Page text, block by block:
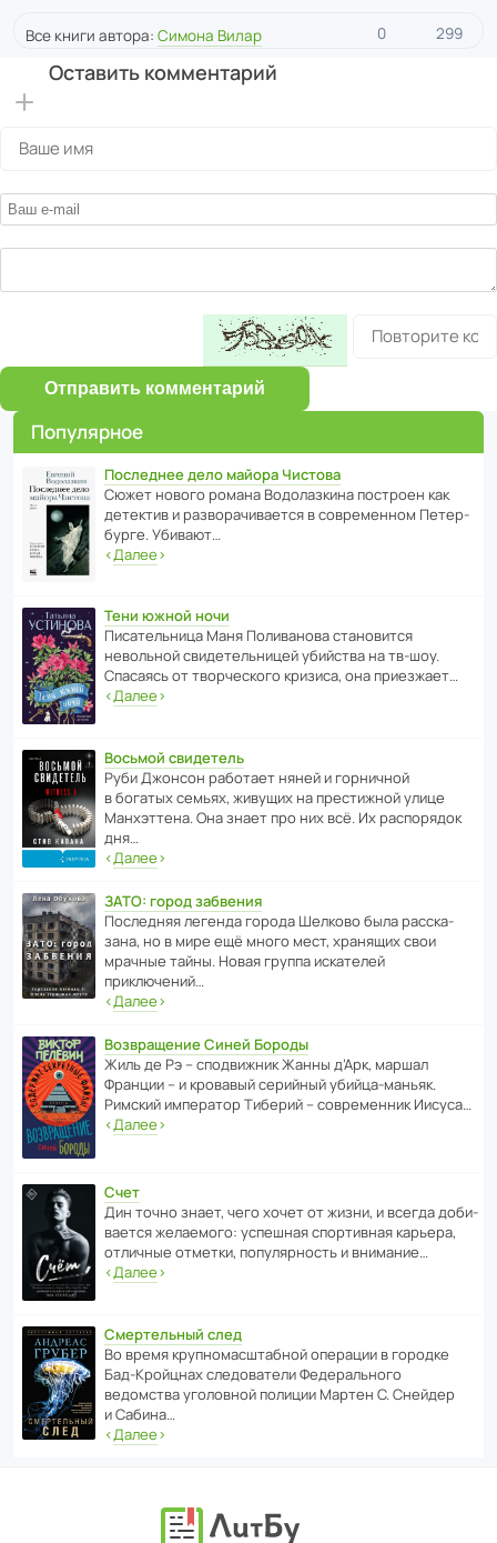
Все книги автора: Симона Вилар 0 299
Оставить комментарий
Отправить комментарий
Популярное
Последнее дело майора Чистова
Сюжет нового романа Водо­ла­з­кина пост­роен как
дете­ктив и разво­ра­чи­ва­ется в совре­менном Пете­р­
бурге. Убивают…
‹Далее›
Тени южной ночи
Писа­тель­ница Маня Поли­ва­нова стано­вится
невольной свиде­тель­ницей убийства на тв-шоу.
Спасаясь от твор­че­с­кого кризиса, она приезжает…
‹Далее›
Восьмой свидетель
Руби Джонсон рабо­тает няней и горни­чной
в богатых семьях, живущих на прес­ти­жной улице
Манх­эт­тена. Она знает про них всё. Их распо­рядок
дня…
‹Далее›
ЗАТО: город забвения
После­дняя легенда города Шелково была расска­
зана, но в мире ещё много мест, хранящих свои
мрачные тайны. Новая группа иска­телей
приключений…
‹Далее›
Возвращение Синей Бороды
Жиль де Рэ – спод­ви­жник Жанны д’Арк, маршал
Франции – и кровавый серийный убийца-маньяк.
Римский импе­ратор Тиберий – совре­менник Иисуса…
‹Далее›
Счет
Дин точно знает, чего хочет от жизни, и всегда доби­
ва­ется жела­е­мого: успе­шная спор­ти­вная карьера,
отли­чные отметки, попу­ля­р­ность и внимание…
‹Далее›
Смертельный след
Во время круп­но­мас­ш­та­бной операции в городке
Бад‑Крой­цнах следо­ва­тели Феде­раль­ного
ведомства уголо­вной полиции Мартен С. Снейдер
и Сабина…
‹Далее›